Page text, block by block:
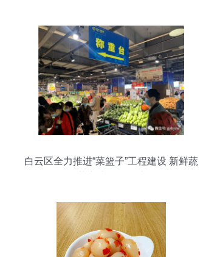
白云区全力推进“菜篮子”工程建设 新鲜蔬